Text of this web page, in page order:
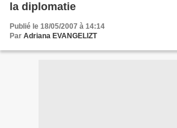
la diplomatie
Publié le 18/05/2007 à 14:14
Par Adriana EVANGELIZT